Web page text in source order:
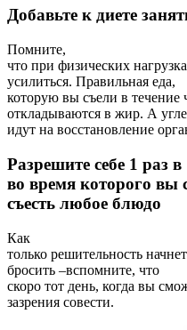
Добавьте к диете
Помните,
что при физических
усилиться. Правильная еда,
которую вы съели в течение
откладываются в жир. А
идут на восстановление
Разрешите себе 1 раз
во время которого вы
съесть любое блюдо
Как
только решительность
бросить –вспомните, что
скоро тот день, когда вы
зазрения совести.